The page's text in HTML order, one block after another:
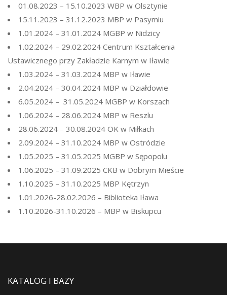
01.08.2023 – 15.10.2023 WBP w Olsztynie
15.11.2023 – 31.12.2023 MBP w Pasymiu
1.01.2024 – 31.01.2024 MGBP w Nidzicy
1.02.2024 – 29.02.2024 Centrum Kształcenia
Ustawicznego przy Zakładzie Karnym w Iławie
1.03.2024 – 31.03.2024 MBP w Iławie
2.04.2024 – 30.04.2024 MBP w Działdowie
6.05.2024 – 31.05.2024 MGBP w Korszach
1.06.2024 – 28.06.2024 MBP w Reszlu
28.06.2024 – 30.08.2024 OK w Miłkach
2.09.2024 – 31.10.2024 MBP w Ostródzie
1.05.2025 – 31.05.2025 MGBP w Sępopolu
1.06.2025 – 31.09.2025 CKB w Dobrym Mieście
1.10.2025 – 31.10.2025 MBP Kętrzyn
1.01.2026-28.02.2026 – Biblioteka Iława
1.10.2026-31.10.2026 – MBP w Biskupcu
KATALOG I BAZY